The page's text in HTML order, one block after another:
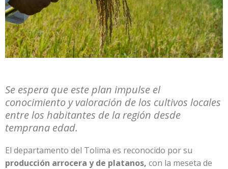
Se espera que este plan impulse el
conocimiento y valoración de los cultivos locales
entre los habitantes de la región desde
temprana edad.
El departamento del Tolima es reconocido por su
producción arrocera y de platanos, con la meseta de